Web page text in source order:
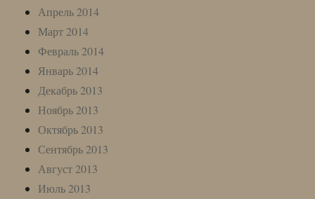
Апрель 2014
Март 2014
Февраль 2014
Январь 2014
Декабрь 2013
Ноябрь 2013
Октябрь 2013
Сентябрь 2013
Август 2013
Июль 2013